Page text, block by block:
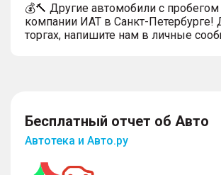
💰🔨 Другие автомобили с
компании ИАТ в Санкт-Петербурге!
торгах, напишите нам в личные
Бесплатный отчет об Авто
Автотека и Авто.ру